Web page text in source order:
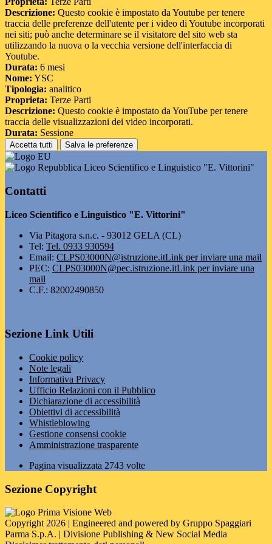
Descrizione: Questo cookie è impostato da Youtube per tenere
traccia delle preferenze dell'utente per i video di Youtube incorporati
nei siti; può anche determinare se il visitatore del sito web sta
utilizzando la nuova o la vecchia versione dell'interfaccia di
Youtube.
Durata: 6 mesi
Nome: YSC
Tipologia: analitico
Proprieta: Terze Parti
Descrizione: Questo cookie è impostato da YouTube per tenere
traccia delle visualizzazioni dei video incorporati.
Durata: Sessione
Accetta tutti Salva le preferenze
Liceo Scientifico e Linguistico "E. Vittorini"
Contatti
Liceo Scientifico e Linguistico "E. Vittorini"
Via Pitagora s.n.c. - 93012 GELA (CL)
Tel: Tel. 0933 930594
Email: CLPS03000N@istruzione.itLink per inviare una mail
PEC: CLPS03000N@pec.istruzione.itLink per inviare una
mail
C.F.: 82002490850
Sezione Link Utili
Cookie policy
Note legali
Informativa Privacy
Ufficio Relazioni con il Pubblico
Dichiarazione di accessibilità
Obiettivi di accessibilità
Whistleblowing
Gestione consensi cookie
Amministrazione trasparente
Pagina visualizzata 2743 volte
Sezione Copyright
Copyright 2026 | Engineered and powered by Gruppo Spaggiari
Parma S.p.A. | Divisione Publishing & New Social Media